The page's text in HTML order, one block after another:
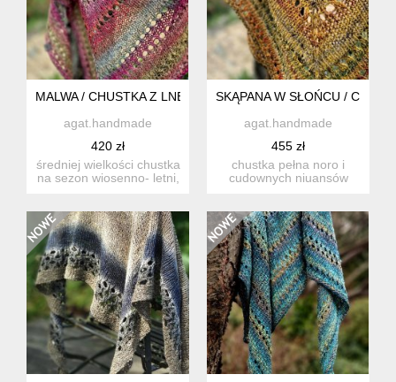
MALWA / CHUSTKA Z LNEM
agat.handmade
420 zł
średniej wielkości chustka
na sezon wiosenno- letni,
SKĄPANA W SŁOŃCU /
agat.handmade
455 zł
chustka pełna noro i
cudownych niuansów